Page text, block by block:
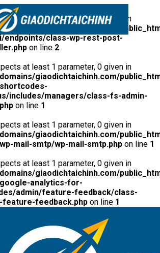
at least 1 parameter, 0 given in
giaodichtaichinh.com/
endpoints/class-wp-rest-post-
on line 2
at least 1 parameter, 0 given in
giaodichtaichinh.com/
includes/managers/class-fs-admin-
on line 1
at least 1 parameter, 0 given in
giaodichtaichinh.com/
mail-smtp/wp-mail-smtp.php on line 1
at least 1 parameter, 0 given in
giaodichtaichinh.com/
analytics-for-
admin/feature-feedback/class-
feedback.php on line 1